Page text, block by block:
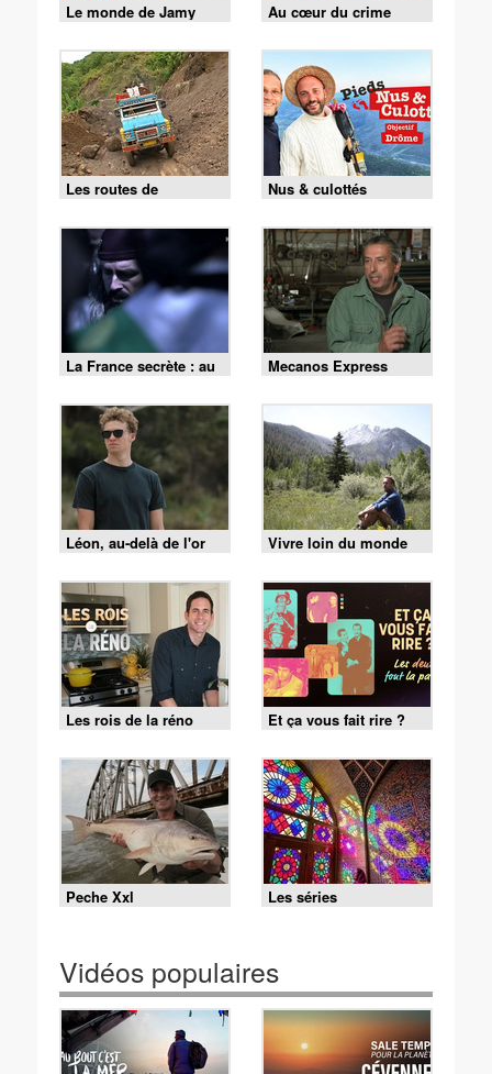
Le monde de Jamy Au cœur du crime
Les routes de
l'impossible
Nus & culottés
La France secrète : au
coeur des mystères
Mecanos Express
Léon, au-delà de l'or Vivre loin du monde
Les rois de la réno Et ça vous fait rire ?
Peche Xxl Les séries
documentaires
Vidéos populaires